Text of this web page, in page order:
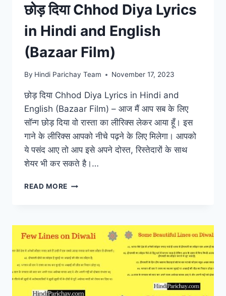
छोड़ दिया Chhod Diya Lyrics
in Hindi and English
(Bazaar Film)
By Hindi Parichay Team November 17, 2023
छोड़ दिया Chhod Diya Lyrics in Hindi and
English (Bazaar Film) – आज मैं आप सब के लिए
सॉन्ग छोड़ दिया वो रास्ता का लीरिक्स लेकर आया हूँ। इस
गाने के लीरिक्स आपको नीचे पढ़ने के लिए मिलेगा। आपको
ये पसंद आए तो आप इसे अपने दोस्त, रिस्तेदारों के साथ
शेयर भी कर सकते है।…
READ MORE छोड़
LYRICS
IN
HINDI
AND
ENGLISH
(BAZAAR
FILM)